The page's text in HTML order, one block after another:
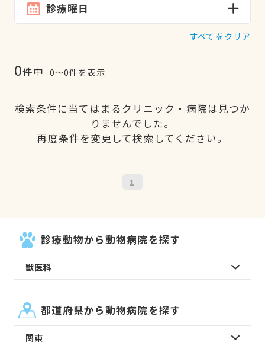
診療曜日
すべてをクリア
0件中 0〜0件を表示
検索条件に当てはまるクリニック・病院は見つか
りませんでした。
再度条件を変更して検索してください。
1
診療動物から動物病院を探す
獣医科
都道府県から動物病院を探す
関東